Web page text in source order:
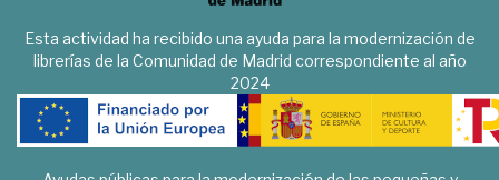
Esta actividad ha recibido una ayuda para la modernización de
librerías de la Comunidad de Madrid correspondiente al año
2024